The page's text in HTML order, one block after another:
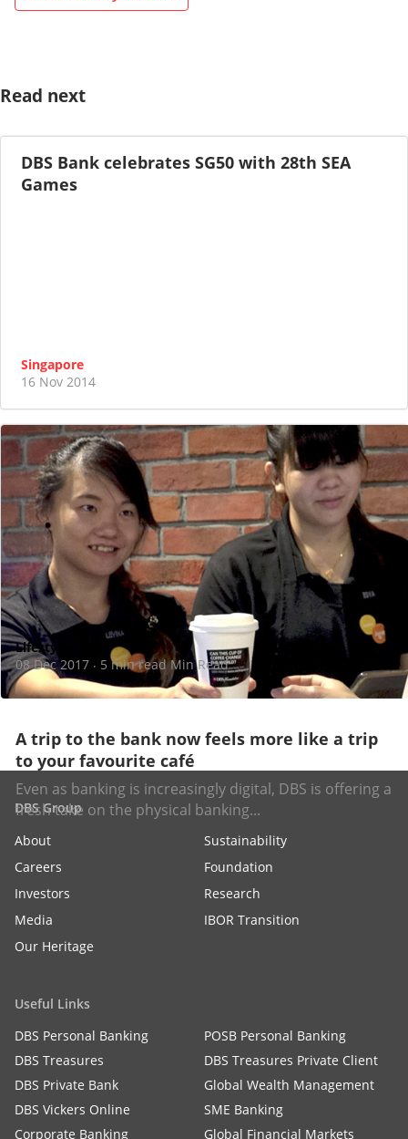
Read next
DBS Bank celebrates SG50 with 28th SEA
Games
Singapore
16 Nov 2014
A trip to the bank now feels more like a trip
to your favourite café
Even as banking is increasingly digital, DBS is offering a
fresh take on the physical banking...
Lifestyle
08 Dec 2017 · 5 min read Min Read
DBS Group
About
Sustainability
Careers
Foundation
Investors
Research
Media
IBOR Transition
Our Heritage
Useful Links
DBS Personal Banking
POSB Personal Banking
DBS Treasures
DBS Treasures Private Client
DBS Private Bank
Global Wealth Management
DBS Vickers Online
SME Banking
Corporate Banking
Global Financial Markets